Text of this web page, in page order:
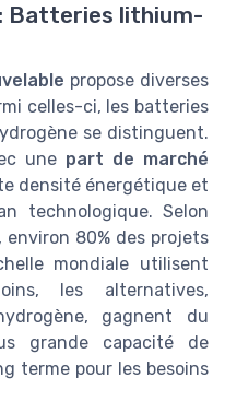
Batteries lithium-
propose diverses
celles-ci, les batteries
se distinguent.
une part de marché
densité énergétique et
technologique. Selon
, environ 80% des projets
mondiale utilisent
les alternatives,
gagnent du
grande capacité de
terme pour les besoins